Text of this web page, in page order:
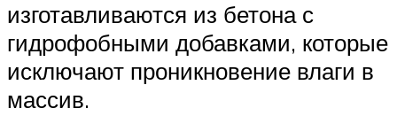
изготавливаются из бетона с
гидрофобными добавками, которые
исключают проникновение влаги в
массив.